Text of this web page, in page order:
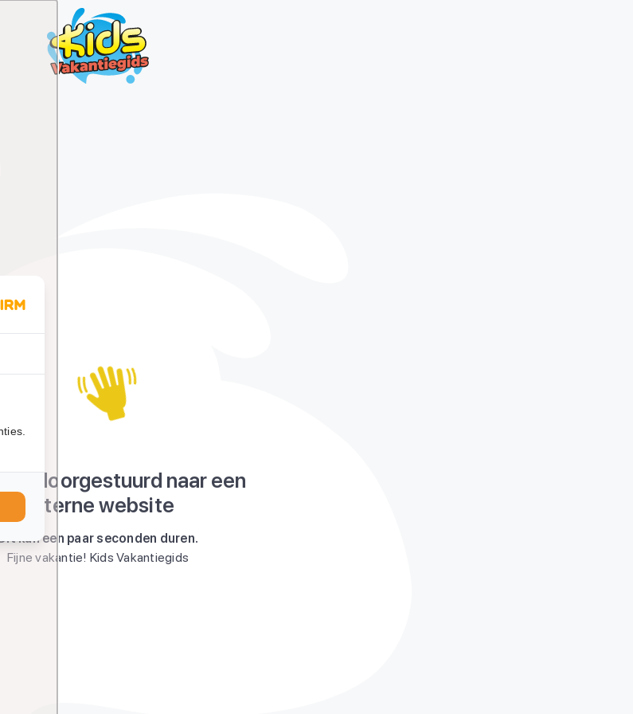
doorgestuurd naar een
externe website
kan een paar seconden duren.
Fijne vakantie! Kids Vakantiegids